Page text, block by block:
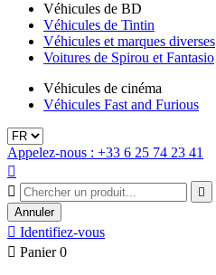
Véhicules de BD
Véhicules de Tintin
Véhicules et marques diverses
Voitures de Spirou et Fantasio
Véhicules de cinéma
Véhicules Fast and Furious
Appelez-nous : +33 6 25 74 23 41



Annuler
 Identifiez-vous
 Panier 0